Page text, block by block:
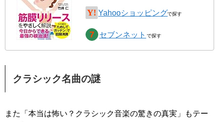
Yahooショッピング
セブンネット
クラシック名曲の謎
また「本当は怖い？クラシック音楽の驚きの真実」もテー